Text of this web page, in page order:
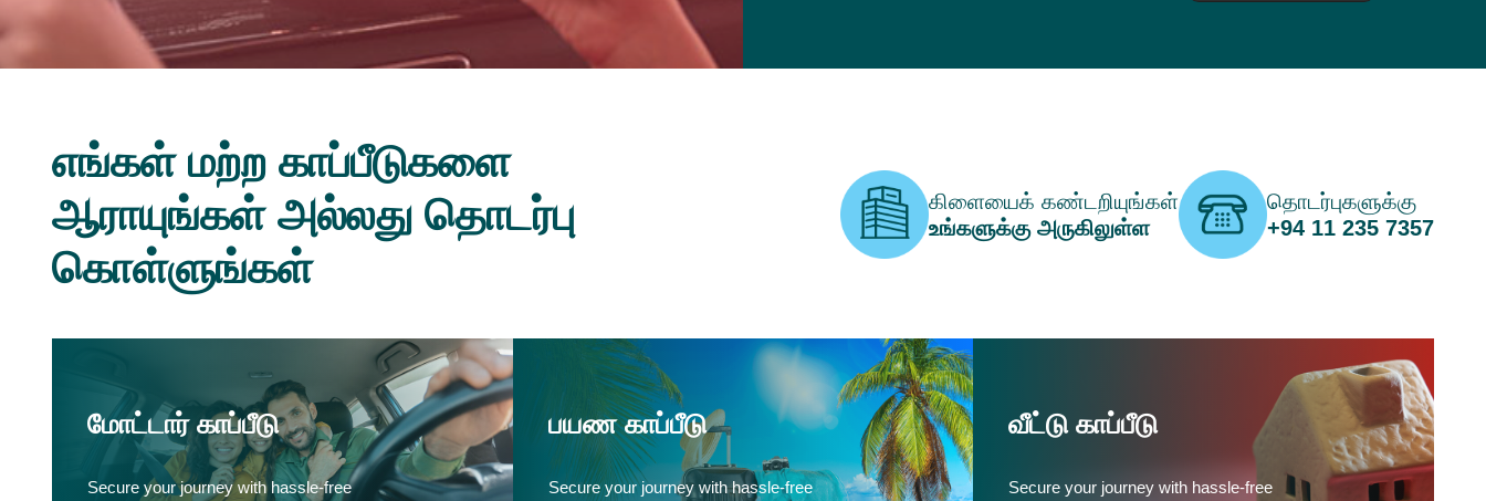
எங்கள் மற்ற காப்பீடுகளை
ஆராயுங்கள் அல்லது தொடர்பு
கொள்ளுங்கள்
கிளையைக் கண்டறியுங்கள்
உங்களுக்கு அருகிலுள்ள
தொடர்புகளுக்கு
+94 11 235 7357
மோட்டார் காப்பீடு
Secure your journey with hassle-free
பயண காப்பீடு
Secure your journey with hassle-free
வீட்டு காப்பீடு
Secure your journey with hassle-free